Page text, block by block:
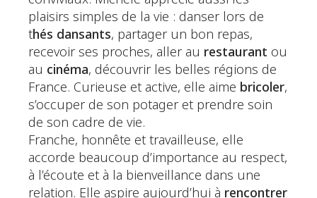
plaisirs simples de la vie : danser lors de
thés dansants, partager un bon repas,
recevoir ses proches, aller au restaurant ou
au cinéma, découvrir les belles régions de
France. Curieuse et active, elle aime bricoler,
s’occuper de son potager et prendre soin
de son cadre de vie.
Franche, honnête et travailleuse, elle
accorde beaucoup d’importance au respect,
à l’écoute et à la bienveillance dans une
relation. Elle aspire aujourd’hui à rencontrer